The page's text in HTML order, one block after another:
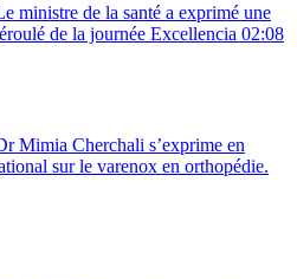
ministre de la santé a exprimé une
de la journée Excellencia 02:08
Mimia Cherchali s’exprime en
sur le varenox en orthopédie.